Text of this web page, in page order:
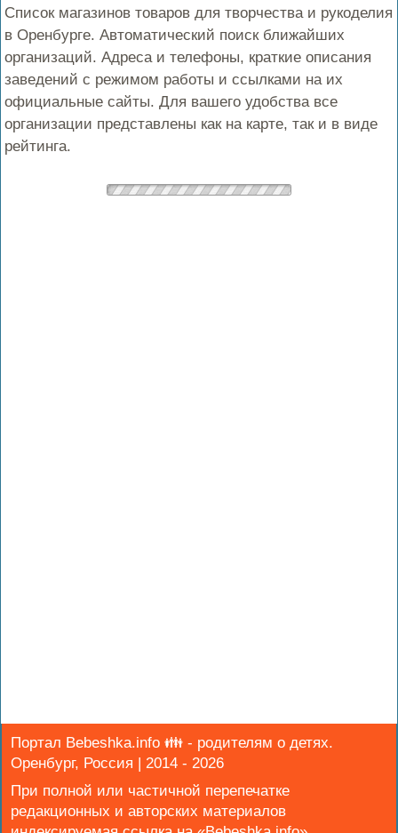
Список магазинов товаров для творчества и рукоделия
в Оренбурге. Автоматический поиск ближайших
организаций. Адреса и телефоны, краткие описания
заведений с режимом работы и ссылками на их
официальные сайты. Для вашего удобства все
организации представлены как на карте, так и в виде
рейтинга.
Портал Bebeshka.info 👪 - родителям о детях.
Оренбург, Россия | 2014 - 2026
При полной или частичной перепечатке
редакционных и авторских материалов